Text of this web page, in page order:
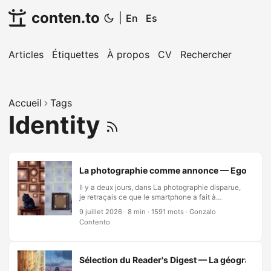
conten.to En Es
Articles Étiquettes À propos CV Rechercher
Accueil Tags
Identity
La photographie comme annonce — Ego,
Il y a deux jours, dans La photographie disparue,
je retraçais ce que le smartphone a fait à
l’économie de l’image—l’attention diluée, la
photographie devenue marchandise, l’instant
décisif troqué contre le mode rafale. Cet essai
jungien, il existe une seconde fonction de la
photographie qui n’a rien à voir avec l’art, et j’y
9 juillet 2026 · 8 min · 1591 mots · Gonzalo
Contento
Sélection du Reader's Digest — La